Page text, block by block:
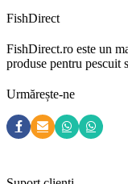
FishDirect
FishDirect.ro este un
produse pentru pescuit
Urmărește-ne